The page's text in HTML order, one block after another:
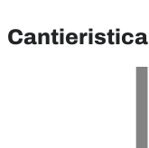
Cantieristica